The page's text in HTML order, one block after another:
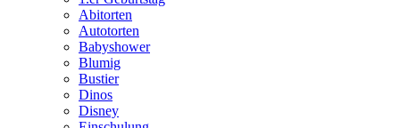
Abitorten
Autotorten
Babyshower
Blumig
Bustier
Dinos
Disney